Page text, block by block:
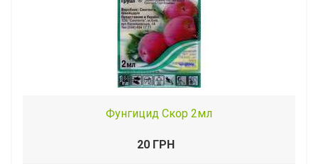
Фунгицид Скор 2мл
20 ГРН